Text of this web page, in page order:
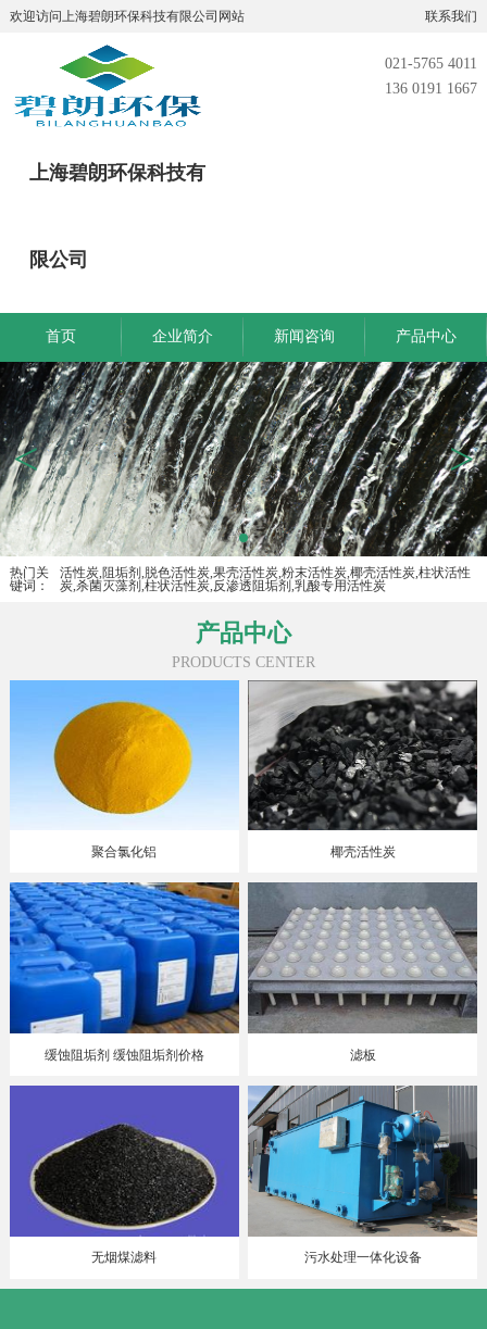
欢迎访问上海碧朗环保科技有限公司网站 联系我们
上海碧朗环保科技有
限公司
021-5765 4011
136 0191 1667
首页 企业简介 新闻咨询 产品中心
热门关
键词：
活性炭,阻垢剂,脱色活性炭,果壳活性炭,粉末活性炭,椰壳活性炭,柱状活性
炭,杀菌灭藻剂,柱状活性炭,反渗透阻垢剂,乳酸专用活性炭
产品中心
PRODUCTS CENTER
聚合氯化铝 椰壳活性炭
缓蚀阻垢剂 缓蚀阻垢剂价格 滤板
无烟煤滤料 污水处理一体化设备